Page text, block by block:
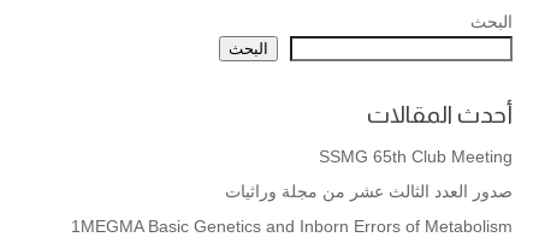
البحث
البحث
أحدث المقالات
SSMG 65th Club Meeting
صدور العدد الثالث عشر من مجلة وراثيات
1MEGMA Basic Genetics and Inborn Errors of Metabolism